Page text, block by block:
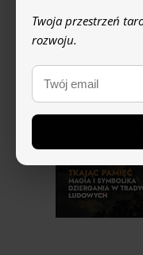
Twoja przestrzeń
rozwoju.